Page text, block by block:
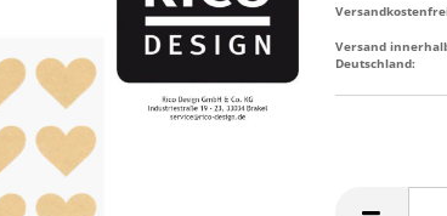
Versand
Deutschland: